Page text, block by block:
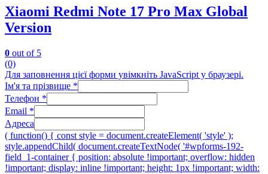
Xiaomi Redmi Note 17 Pro Max Global
Version
0 out of 5
(0)
Для заповнення цієї форми увімкніть JavaScript у браузері.
Ім'я та прізвище *
Телефон *
Email *
Адреса
( function() { const style = document.createElement( 'style' );
style.appendChild( document.createTextNode( '#wpforms-192-
field_1-container { position: absolute !important; overflow: hidden
!important; display: inline !important; height: 1px !important; width: